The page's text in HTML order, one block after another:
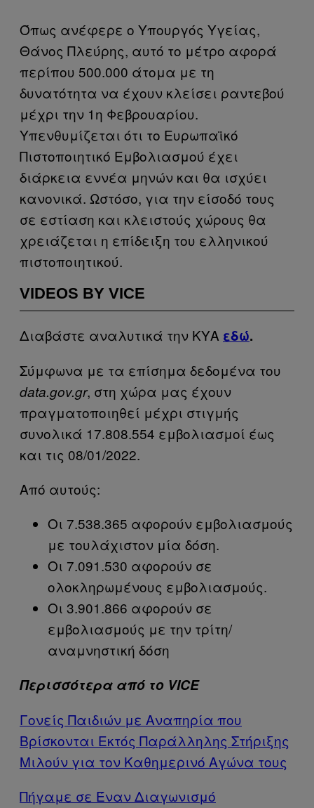
Όπως ανέφερε ο Υπουργός Υγείας,
Θάνος Πλεύρης, αυτό το μέτρο αφορά
περίπου 500.000 άτομα με τη
δυνατότητα να έχουν κλείσει ραντεβού
μέχρι την 1η Φεβρουαρίου.
Υπενθυμίζεται ότι το Ευρωπαϊκό
Πιστοποιητικό Εμβολιασμού έχει
διάρκεια εννέα μηνών και θα ισχύει
κανονικά. Ωστόσο, για την είσοδό τους
σε εστίαση και κλειστούς χώρους θα
χρειάζεται η επίδειξη του ελληνικού
πιστοποιητικού.
VIDEOS BY VICE
Διαβάστε αναλυτικά την ΚΥΑ εδώ.
Σύμφωνα με τα επίσημα δεδομένα του
data.gov.gr, στη χώρα μας έχουν
πραγματοποιηθεί μέχρι στιγμής
συνολικά 17.808.554 εμβολιασμοί έως
και τις 08/01/2022.
Από αυτούς:
Οι 7.538.365 αφορούν εμβολιασμούς
με τουλάχιστον μία δόση.
Οι 7.091.530 αφορούν σε
ολοκληρωμένους εμβολιασμούς.
Οι 3.901.866 αφορούν σε
εμβολιασμούς με την τρίτη/
αναμνηστική δόση
Περισσότερα από το VICE
Γονείς Παιδιών με Αναπηρία που
Βρίσκονται Εκτός Παράλληλης Στήριξης
Μιλούν για τον Καθημερινό Αγώνα τους
Πήγαμε σε Έναν Διαγωνισμό